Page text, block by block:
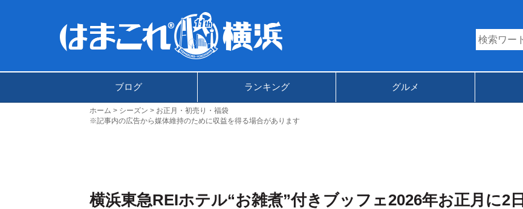
ブログ ランキング グルメ
ホーム シーズン
お正月・初売り・福袋
※記事内の広告から媒体維持のために収益を得る場合があります
横浜東急REIホテル“お雑煮”付きブッフェ2026年お正月に2日